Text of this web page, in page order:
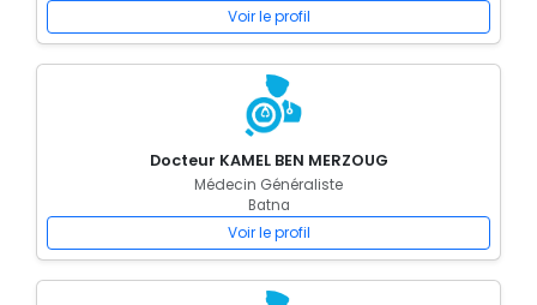
Voir le profil
Docteur KAMEL BEN MERZOUG
Médecin Généraliste
Batna
Voir le profil